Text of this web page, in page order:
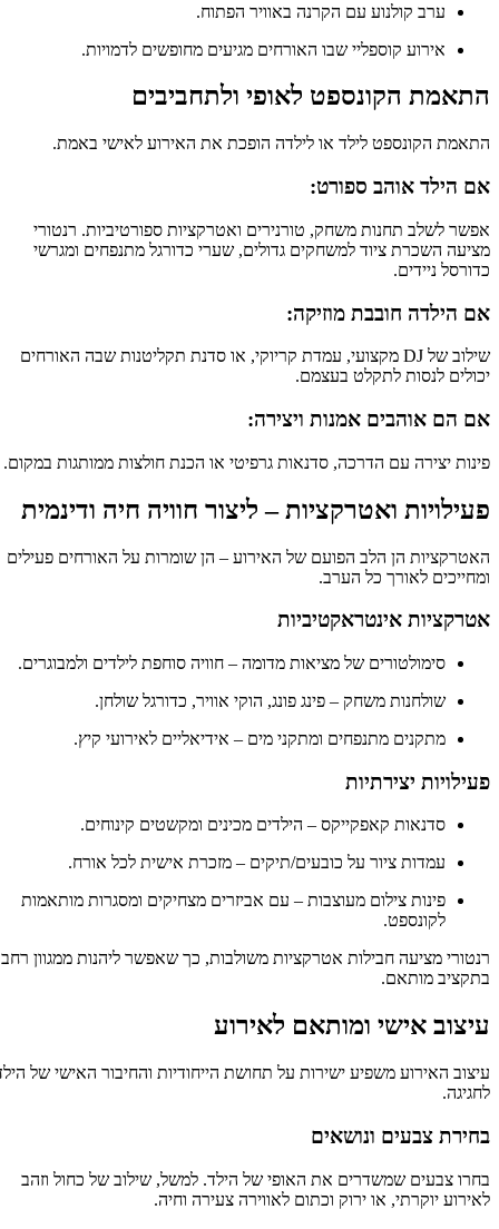
ערב קולנוע עם הקרנה באוויר הפתוח.
אירוע קוספליי שבו האורחים מגיעים מחופשים לדמויות.
התאמת הקונספט לאופי ולתחביבים
התאמת הקונספט לילד או לילדה הופכת את האירוע לאישי באמת.
אם הילד אוהב ספורט:
אפשר לשלב תחנות משחק, טורנירים ואטרקציות ספורטיביות. רנטורי
מציעה השכרת ציוד למשחקים גדולים, שערי כדורגל מתנפחים ומגרשי
כדורסל ניידים.
אם הילדה חובבת מוזיקה:
שילוב של DJ מקצועי, עמדת קריוקי, או סדנת תקליטנות שבה האורחים
יכולים לנסות לתקלט בעצמם.
אם הם אוהבים אמנות ויצירה:
פינות יצירה עם הדרכה, סדנאות גרפיטי או הכנת חולצות ממותגות במקום.
פעילויות ואטרקציות – ליצור חוויה חיה ודינמית
האטרקציות הן הלב הפועם של האירוע – הן שומרות על האורחים פעילים
ומחייכים לאורך כל הערב.
אטרקציות אינטראקטיביות
סימולטורים של מציאות מדומה – חוויה סוחפת לילדים ולמבוגרים.
שולחנות משחק – פינג פונג, הוקי אוויר, כדורגל שולחן.
מתקנים מתנפחים ומתקני מים – אידיאליים לאירועי קיץ.
פעילויות יצירתיות
סדנאות קאפקייקס – הילדים מכינים ומקשטים קינוחים.
עמדות ציור על כובעים/תיקים – מזכרת אישית לכל אורח.
פינות צילום מעוצבות – עם אביזרים מצחיקים ומסגרות מותאמות
לקונספט.
רנטורי מציעה חבילות אטרקציות משולבות, כך שאפשר ליהנות ממגוון רחב
בתקציב מותאם.
עיצוב אישי ומותאם לאירוע
עיצוב האירוע משפיע ישירות על תחושת הייחודיות והחיבור האישי של הילד
לחגיגה.
בחירת צבעים ונושאים
בחרו צבעים שמשדרים את האופי של הילד. למשל, שילוב של כחול וזהב
לאירוע יוקרתי, או ירוק וכתום לאווירה צעירה וחיה.